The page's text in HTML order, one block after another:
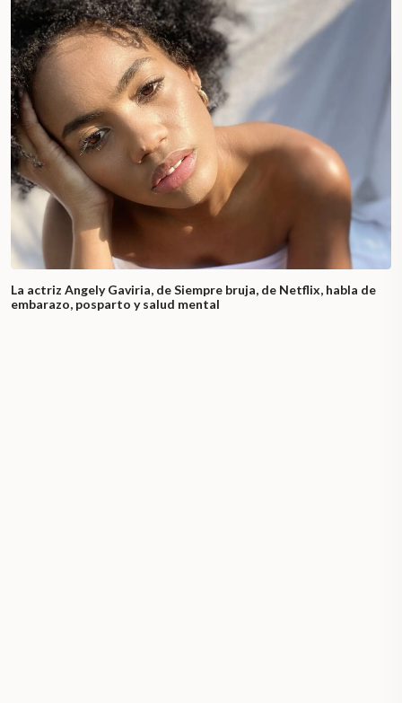
La actriz Angely Gaviria, de Siempre bruja, de Netflix, habla de
embarazo, posparto y salud mental